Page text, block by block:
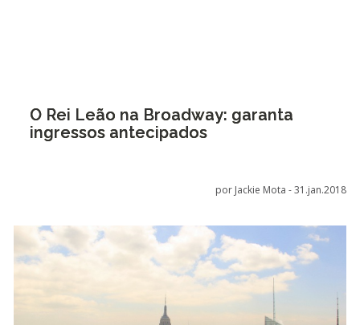
O Rei Leão na Broadway: garanta
ingressos antecipados
por Jackie Mota -31.jan.2018